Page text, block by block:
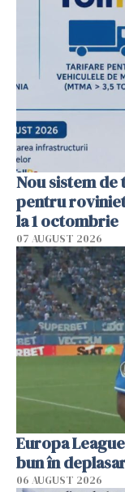
Nou sistem
pentru
la 1 octombrie
07 AUGUST 2026
Europa
bun în
06 AUGUST 2026